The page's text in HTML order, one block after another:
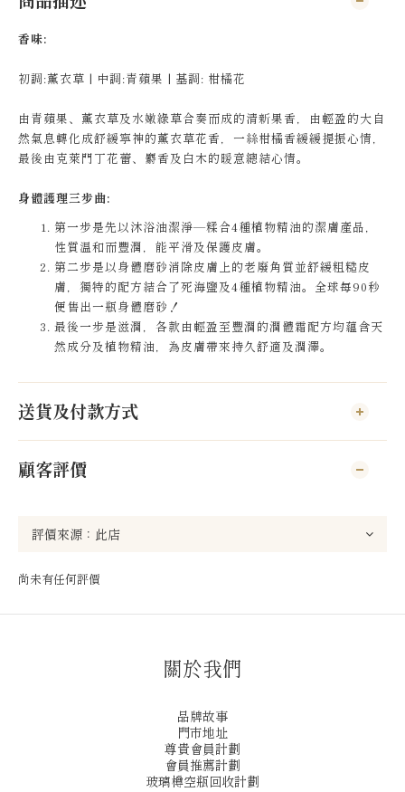
香味:
初調:薰衣草 | 中調:青蘋果 | 基調: 柑橘花
由青蘋果、薰衣草及水嫩綠草合奏而成的清新果香，由輕盈的大自
然氣息轉化成舒緩寧神的薰衣草花香，一絲柑橘香緩緩提振心情，
最後由克萊門丁花蕾、麝香及白木的暖意總結心情。
身體護理三步曲:
第一步是先以沐浴油潔淨—糅合4種植物精油的潔膚產品，
性質温和而豐潤，能平滑及保護皮膚。
第二步是以身體磨砂消除皮膚上的老廢角質並舒緩粗糙皮
膚，獨特的配方結合了死海鹽及4種植物精油。全球每90秒
便售出一瓶身體磨砂！
最後一步是滋潤，各款由輕盈至豐潤的潤體霜配方均蘊含天
然成分及植物精油，為皮膚帶來持久舒適及潤澤。
送貨及付款方式
顧客評價
尚未有任何評價
關於我們
品牌故事
門市地址
尊貴會員計劃
會員推薦計劃
玻璃樽空瓶回收計劃